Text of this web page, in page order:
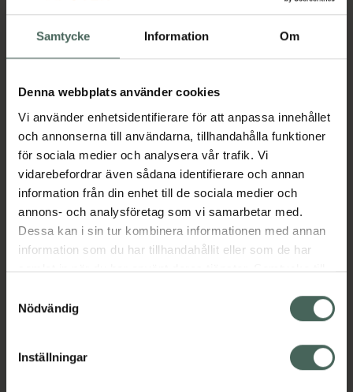
Samtycke Information Om
Denna webbplats använder cookies
Vi använder enhetsidentifierare för att anpassa innehållet
och annonserna till användarna, tillhandahålla funktioner
för sociala medier och analysera vår trafik. Vi
vidarebefordrar även sådana identifierare och annan
information från din enhet till de sociala medier och
annons- och analysföretag som vi samarbetar med.
Dessa kan i sin tur kombinera informationen med annan
information som du har tillhandahållit eller som de har
samlat in när du har använt deras tjänster. Samtycke till
återkalla ditt samtycke via webbplatsens
cookieinställningar. Ett återkallat samtycke påverkar inte
lagligheten av behandling som skett innan återkallelsen.
Nödvändig
Inställningar
Köp via ditt recept
Aktuella erbjudanden
Beskrivning Dölj
Läs alltid bipacksedeln innan
användning.
EAN:07046260248403
Bipacksedel från FASS Visa